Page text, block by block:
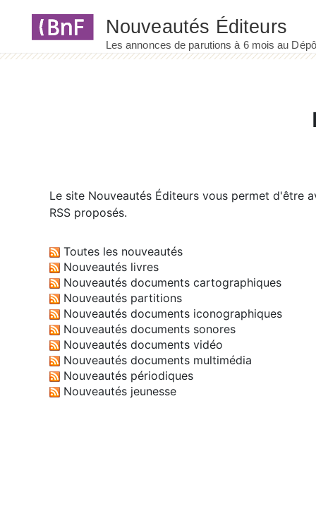
Le site Nouveautés Éditeurs vous permet d'être
RSS proposés.
Toutes les nouveautés
Nouveautés livres
Nouveautés documents cartographiques
Nouveautés partitions
Nouveautés documents iconographiques
Nouveautés documents sonores
Nouveautés documents vidéo
Nouveautés documents multimédia
Nouveautés périodiques
Nouveautés jeunesse